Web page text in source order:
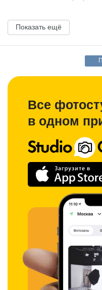
Показать ещё
Все
в одном